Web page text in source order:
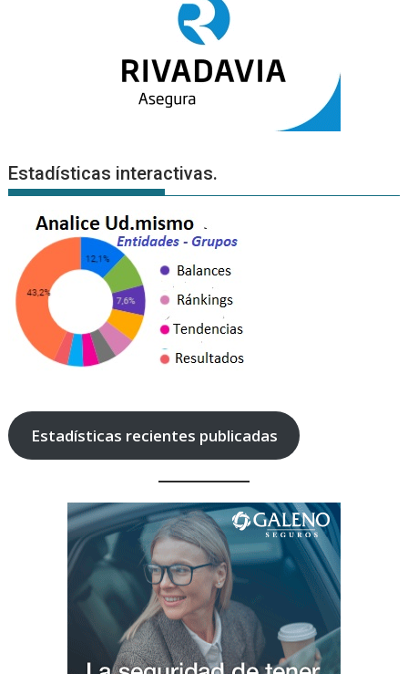
Estadísticas interactivas.
Estadísticas recientes publicadas